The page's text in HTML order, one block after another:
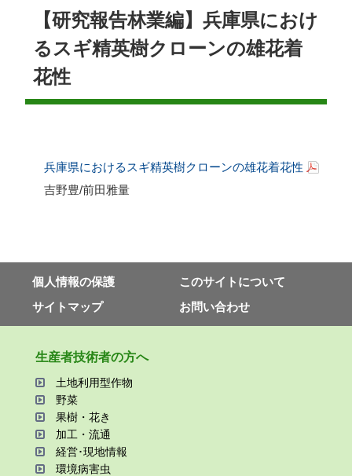
【研究報告林業編】兵庫県におけ
るスギ精英樹クローンの雄花着
花性
兵庫県におけるスギ精英樹クローンの雄花着花性
吉野豊/前田雅量
個⼈情報の保護
このサイトについて
サイトマップ
お問い合わせ
⽣産者技術者の⽅へ
⼟地利⽤型作物
野菜
果樹・花き
加⼯・流通
経営･現地情報
環境病害⾍